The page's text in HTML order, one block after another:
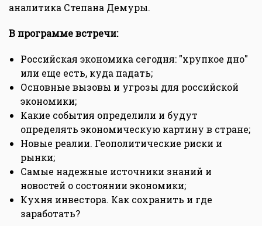
аналитика Степана Демуры.
В программе встречи:
Российская экономика сегодня: "хрупкое дно"
или еще есть, куда падать;
Основные вызовы и угрозы для российской
экономики;
Какие события определили и будут
определять экономическую картину в стране;
Новые реалии. Геополитические риски и
рынки;
Самые надежные источники знаний и
новостей о состоянии экономики;
Кухня инвестора. Как сохранить и где
заработать?